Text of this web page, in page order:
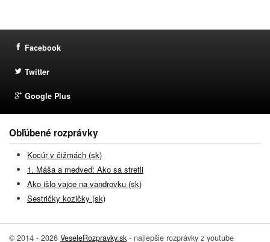
Facebook
Twitter
Google Plus
Obľúbené rozprávky
Kocúr v čižmách (sk)
1. Máša a medveď: Ako sa stretli
Ako išlo vajce na vandrovku (sk)
Sestričky kozičky (sk)
© 2014 - 2026 VeseleRozpravky.sk - najlepšie rozprávky z youtube